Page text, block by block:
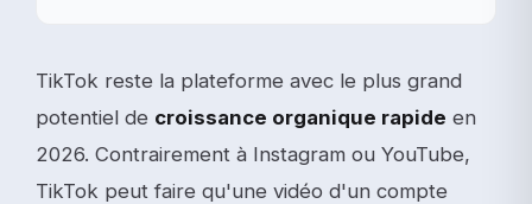
TikTok reste la plateforme avec le plus grand
potentiel de croissance organique rapide en
2026. Contrairement à Instagram ou YouTube,
TikTok peut faire qu'une vidéo d'un compte